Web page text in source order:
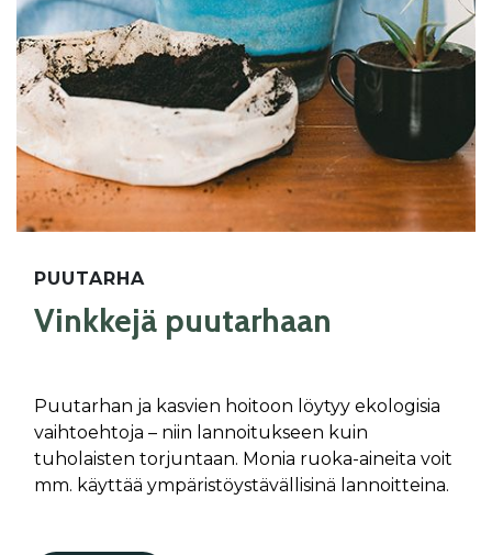
PUUTARHA
Vinkkejä puutarhaan
Puutarhan ja kasvien hoitoon löytyy ekologisia
vaihtoehtoja – niin lannoitukseen kuin
tuholaisten torjuntaan. Monia ruoka-aineita voit
mm. käyttää ympäristöystävällisinä lannoitteina.